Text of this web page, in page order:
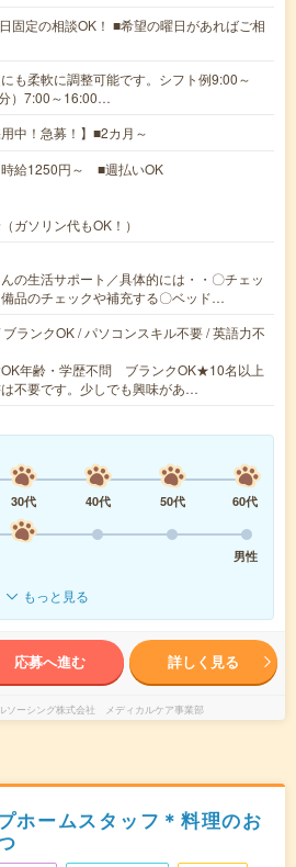
固定の相談OK！ ■希望の曜日があればご相
も柔軟に調整可能です。シフト例9:00～
）7:00～16:00…
用中！急募！】■2カ月～
時給1250円～ ■週払いOK
ガソリン代もOK！）
の生活サポート／具体的には・・〇チェッ
品のチェックや補充する〇ベッド…
ランクOK / パソコンスキル不要 / 英語力不
年齢・学歴不問 ブランクOK★10名以上
不要です。少しでも興味があ…
30代 40代 50代
60代
男性
もっと見る
応募へ進む 詳しく見る
ソーシング株式会社 メディカルケア事業部
ホームスタッフ＊料理のお